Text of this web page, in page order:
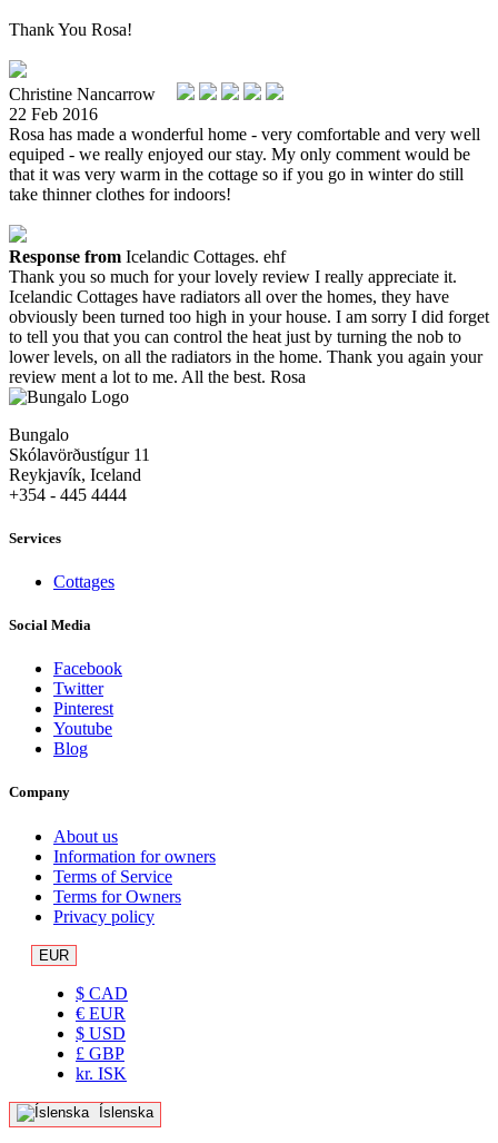
Thank You Rosa!
Christine Nancarrow
22 Feb 2016
Rosa has made a wonderful home - very comfortable and very well
equiped - we really enjoyed our stay. My only comment would be
that it was very warm in the cottage so if you go in winter do still
take thinner clothes for indoors!
Response from Icelandic Cottages. ehf
Thank you so much for your lovely review I really appreciate it.
Icelandic Cottages have radiators all over the homes, they have
obviously been turned too high in your house. I am sorry I did forget
to tell you that you can control the heat just by turning the nob to
lower levels, on all the radiators in the home. Thank you again your
review ment a lot to me. All the best. Rosa
Bungalo
Skólavörðustígur 11
Reykjavík, Iceland
+354 - 445 4444
Services
Cottages
Social Media
Facebook
Twitter
Pinterest
Youtube
Blog
Company
About us
Information for owners
Terms of Service
Terms for Owners
Privacy policy
EUR
$ CAD
€ EUR
$ USD
£ GBP
kr. ISK
Íslenska